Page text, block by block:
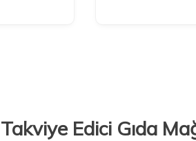
Edici Gıda